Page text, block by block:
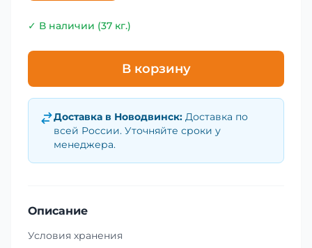
✓ В наличии (37 кг.)
В корзину
Доставка в Новодвинск: Доставка по
всей России. Уточняйте сроки у
менеджера.
Описание
Условия хранения